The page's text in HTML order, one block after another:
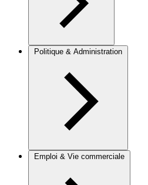
Politique & Administration
Emploi & Vie commerciale